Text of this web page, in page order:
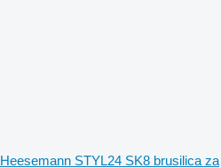
Heesemann STYL24 SK8 brusilica za